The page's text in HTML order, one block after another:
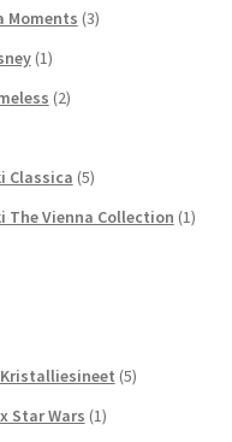
Moments (3)
(1)
(2)
Classica (5)
The Vienna Collection (1)
(5)
Star Wars (1)